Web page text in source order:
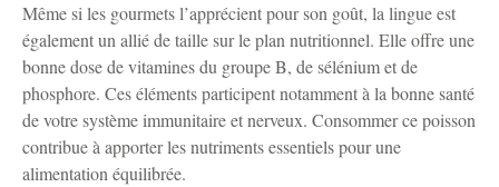
Même si les gourmets l’apprécient pour son goût, la lingue est
également un allié de taille sur le plan nutritionnel. Elle offre une
bonne dose de vitamines du groupe B, de sélénium et de
phosphore. Ces éléments participent notamment à la bonne santé
de votre système immunitaire et nerveux. Consommer ce poisson
contribue à apporter les nutriments essentiels pour une
alimentation équilibrée.